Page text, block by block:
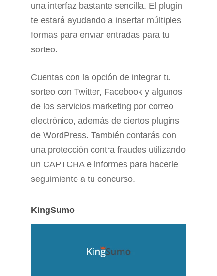
una interfaz bastante sencilla. El plugin
te estará ayudando a insertar múltiples
formas para enviar entradas para tu
sorteo.
Cuentas con la opción de integrar tu
sorteo con Twitter, Facebook y algunos
de los servicios marketing por correo
electrónico, además de ciertos plugins
de WordPress. También contarás con
una protección contra fraudes utilizando
un CAPTCHA e informes para hacerle
seguimiento a tu concurso.
KingSumo